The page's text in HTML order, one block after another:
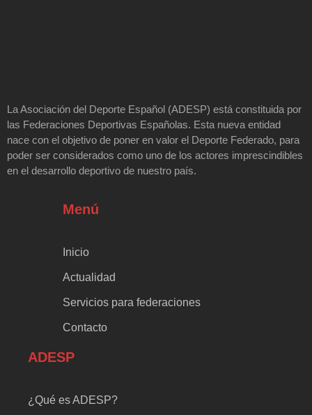
La Asociación del Deporte Español (ADESP) está constituida por
las Federaciones Deportivas Españolas. Esta nueva entidad
nace con el objetivo de poner en valor el Deporte Federado, para
poder ser considerados como uno de los actores imprescindibles
en el desarrollo deportivo de nuestro país.
Menú
Inicio
Actualidad
Servicios para federaciones
Contacto
ADESP
¿Qué es ADESP?